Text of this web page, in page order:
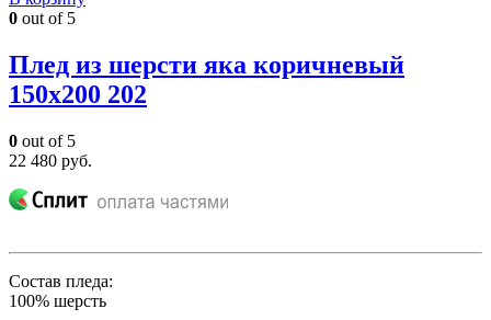
0 out of 5
Плед из шерсти яка коричневый
150х200 202
0 out of 5
22 480 руб.
Состав пледа:
100% шерсть